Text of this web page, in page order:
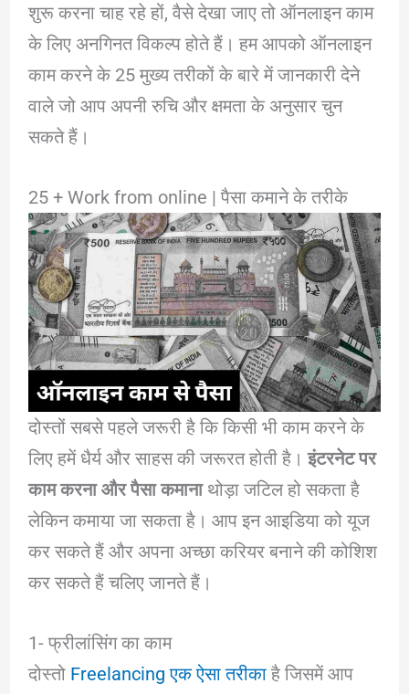
शुरू करना चाह रहे हों, वैसे देखा जाए तो ऑनलाइन काम
के लिए अनगिनत विकल्प होते हैं। हम आपको ऑनलाइन
काम करने के 25 मुख्य तरीकों के बारे में जानकारी देने
वाले जो आप अपनी रुचि और क्षमता के अनुसार चुन
सकते हैं।
25 + Work from online | पैसा कमाने के तरीके
दोस्तों सबसे पहले जरूरी है कि किसी भी काम करने के
लिए हमें धैर्य और साहस की जरूरत होती है।इंटरनेट पर
काम करना और पैसा कमानाथोड़ा जटिल हो सकता है
लेकिन कमाया जा सकता है। आप इन आइडिया को यूज
कर सकते हैं और अपना अच्छा करियर बनाने की कोशिश
कर सकते हैं चलिए जानते हैं।
1- फ्रीलांसिंग का काम
दोस्तो Freelancing एक ऐसा तरीकाहै जिसमें आप